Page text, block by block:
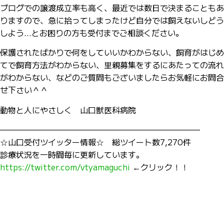
ブログでの譲渡成立率も高く、最近では数日で決まることもあ
りますので、急に拾ってしまったけど自分では飼えないしどう
しよう…とお困りの方も受付までご相談ください。
保護されたばかりで何をしていいかわからない、飼育がはじめ
てで飼育方法がわからない、里親募集をするにあたっての流れ
がわからない、などのご質問もございましたらお気軽にお問合
せ下さい＾＾
動物と人にやさしく 山口獣医科病院
—————————————————————————
☆山口受付ツイッター情報☆ 総ツイート数7,270件
診療状況を一時間毎に更新しています。
https://twitter.com/vtyamaguchi ←クリック！！